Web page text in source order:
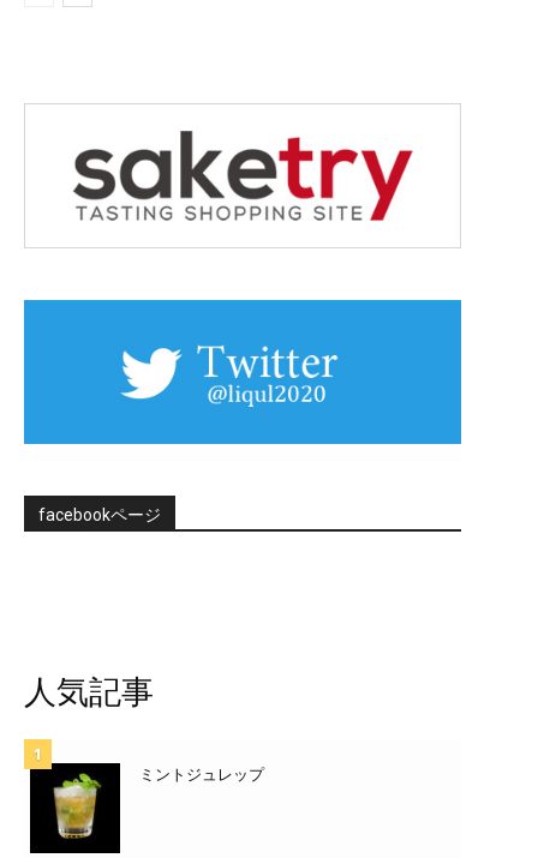
facebookページ
人気記事
ミントジュレップ